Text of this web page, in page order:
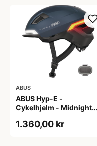
ABUS
ABUS Hyp-E -
Cykelhjelm - Midnight
1.360,00 kr